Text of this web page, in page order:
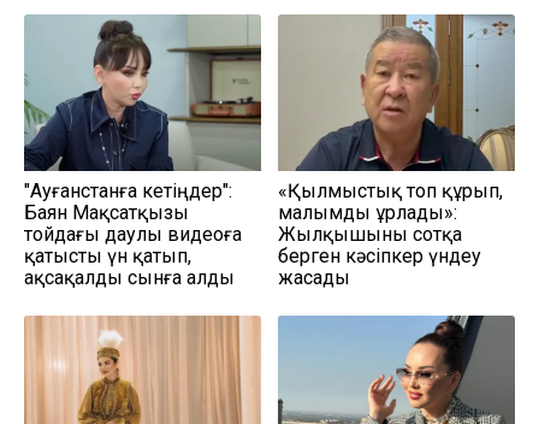
"Ауғанстанға кетіңдер":
Баян Мақсатқызы
тойдағы даулы видеоға
қатысты үн қатып,
ақсақалды сынға алды
«Қылмыстық топ құрып,
малымды ұрлады»:
Жылқышыны сотқа
берген кәсіпкер үндеу
жасады